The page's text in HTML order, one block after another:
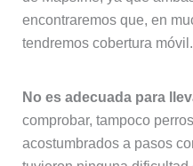
encontraremos que, en
tendremos cobertura móvil.
No es adecuada para
comprobar, tampoco
acostumbrados a pasos